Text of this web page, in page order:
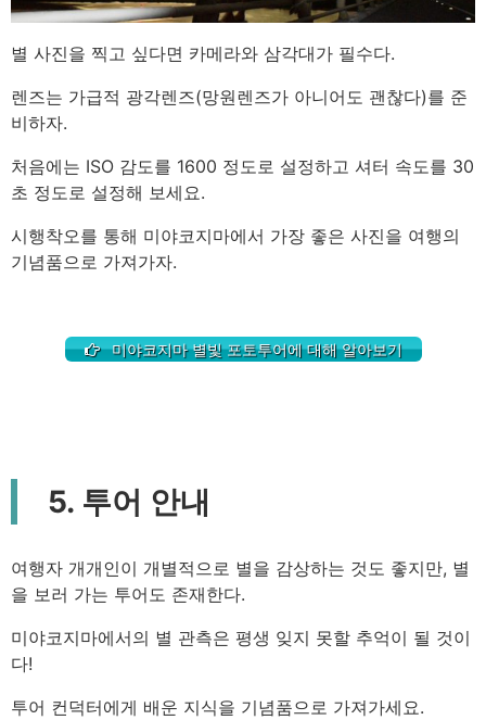
별 사진을 찍고 싶다면 카메라와 삼각대가 필수다.
렌즈는 가급적 광각렌즈(망원렌즈가 아니어도 괜찮다)를 준
비하자.
처음에는 ISO 감도를 1600 정도로 설정하고 셔터 속도를 30
초 정도로 설정해 보세요.
시행착오를 통해 미야코지마에서 가장 좋은 사진을 여행의
기념품으로 가져가자.
미야코지마 별빛 포토투어에 대해 알아보기
5. 투어 안내
여행자 개개인이 개별적으로 별을 감상하는 것도 좋지만, 별
을 보러 가는 투어도 존재한다.
미야코지마에서의 별 관측은 평생 잊지 못할 추억이 될 것이
다!
투어 컨덕터에게 배운 지식을 기념품으로 가져가세요.